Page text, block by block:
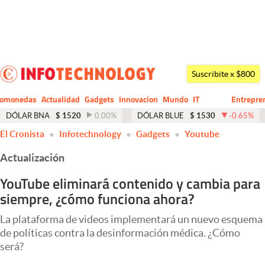
Dólar
Economía y Política
Finanzas y Mercados
Mercados Online
Negocios
Columnistas
Suscribite x $800
Actualidad Gadgets Innovacion Mundo
CIO
IT
Business
DÓLAR BNA $ 1520 0.00% DÓLAR BLUE $ 1530 -0.65%
El Cronista Infotechnology Gadgets Youtube
Actualización
YouTube eliminará contenido y cambia para
siempre, ¿cómo funciona ahora?
La plataforma de videos implementará un nuevo esquema
de políticas contra la desinformación médica. ¿Cómo
será?